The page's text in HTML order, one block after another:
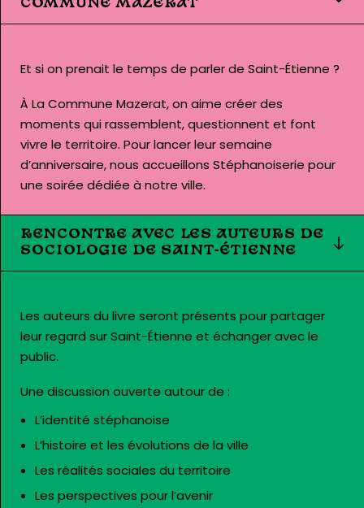
COMMUNE MAZERAT
Et si on prenait le temps de parler de Saint-Étienne ?
À La Commune Mazerat, on aime créer des
moments qui rassemblent, questionnent et font
vivre le territoire. Pour lancer leur semaine
d’anniversaire, nous accueillons Stéphanoiserie pour
une soirée dédiée à notre ville.
RENCONTRE AVEC LES AUTEURS DE
SOCIOLOGIE DE SAINT-ÉTIENNE
Les auteurs du livre seront présents pour partager
leur regard sur Saint-Étienne et échanger avec le
public.
Une discussion ouverte autour de :
L’identité stéphanoise
L’histoire et les évolutions de la ville
Les réalités sociales du territoire
Les perspectives pour l’avenir